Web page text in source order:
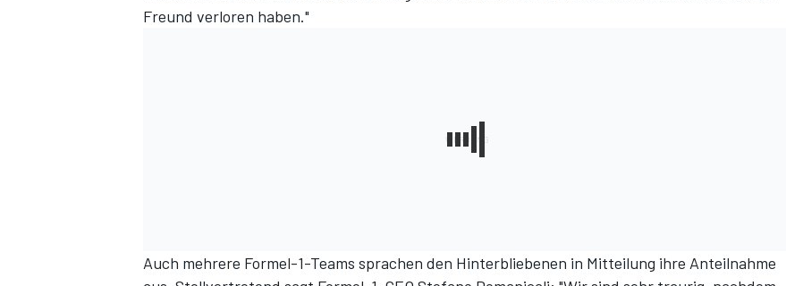
Freund verloren haben."
Auch mehrere Formel-1-Teams sprachen den Hinterbliebenen in Mitteilung ihre Anteilnahme